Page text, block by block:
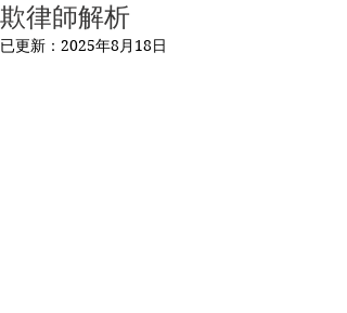
欺律師解析
已更新： 2025年8月18日